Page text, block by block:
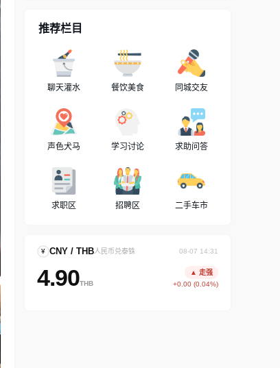
推荐栏目
聊天灌水 餐饮美食 同城交友
声色犬马 学习讨论 求助问答
求职区 招聘区 二手车市
¥ CNY / THB人民币兑泰铢 08-07 14:31
4.90THB
▲ 走强
+0.00 (0.04%)